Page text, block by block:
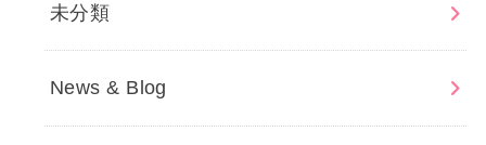
未分類
News & Blog